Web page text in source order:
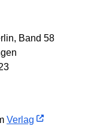
Band 58
Verlag